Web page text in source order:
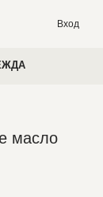
Вход
масло